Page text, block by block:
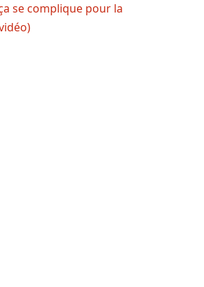
se complique pour la